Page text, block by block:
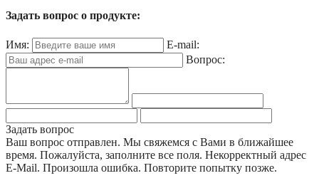
Задать вопрос о продукте:
Имя:
E-mail:
Вопрос:
Задать вопрос
Ваш вопрос отправлен. Мы свяжемся с Вами в ближайшее
время. Пожалуйста, заполните все поля. Некорректный адрес
E-Mail. Произошла ошибка. Повторите попытку позже.